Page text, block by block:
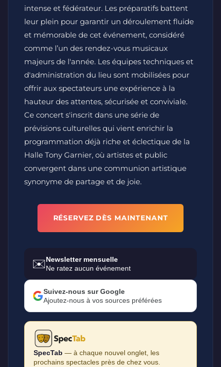
intense et fédérateur. Les préparatifs battent
leur plein pour garantir un déroulement fluide
et mémorable de cet événement, considéré
comme l’un des rendez-vous musicaux
majeurs de l'année. Les équipes techniques et
d'administration du lieu sont mobilisées pour
offrir aux spectateurs une expérience à la
hauteur des attentes, sécurisée et conviviale.
Ce concert s'inscrit dans une série de
prévisions culturelles qui vient enrichir la
programmation déjà riche et éclectique de la
Halle Tony Garnier, où artistes et public
convergent dans une communion artistique
synonyme de partage et de joie.
RÉSERVEZ DÈS MAINTENANT
✉️Newsletter mensuelle
Ne ratez aucun événement
Suivez-nous sur Google
Ajoutez-nous à vos sources préférées
SpecTab — à chaque nouvel onglet, les
prochains spectacles près de chez vous.